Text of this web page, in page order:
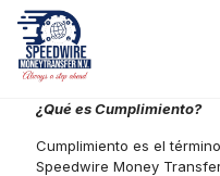
¿Qué es Cumplimiento?
Cumplimiento es el
Speedwire Money